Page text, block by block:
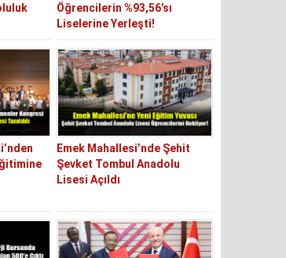
Öğrencilerin %93,56’sı
Liselerine Yerleşti!
Emek Mahallesi’nde Şehit
Şevket Tombul Anadolu
Lisesi Açıldı